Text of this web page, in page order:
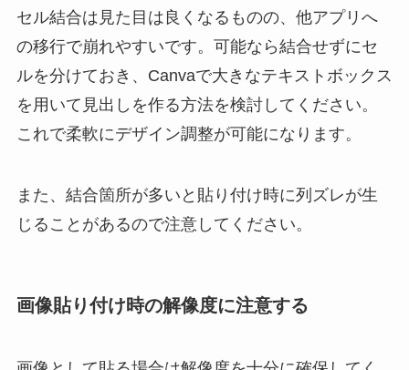
セル結合は見た目は良くなるものの、他アプリへ
の移行で崩れやすいです。可能なら結合せずにセ
ルを分けておき、Canvaで大きなテキストボックス
を用いて見出しを作る方法を検討してください。
これで柔軟にデザイン調整が可能になります。
また、結合箇所が多いと貼り付け時に列ズレが生
じることがあるので注意してください。
画像貼り付け時の解像度に注意する